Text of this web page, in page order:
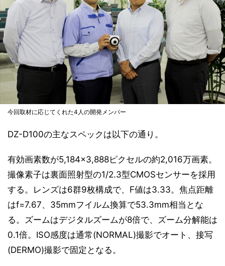
今回取材に応じてくれた4人の開発メンバー
DZ-D100の主なスペックは以下の通り。
有効画素数が5,184×3,888ピクセルの約2,016万画素。
撮像素子は裏面照射型の1/2.3型CMOSセンサーを採用
する。レンズは6群9枚構成で、F値は3.33。焦点距離
はf=7.67、35mmフイルム換算で53.3mm相当とな
る。ズームはデジタルズームが8倍で、ズーム分解能は
0.1倍。ISO感度は通常(NORMAL)撮影でオート、接写
(DERMO)撮影で固定となる。